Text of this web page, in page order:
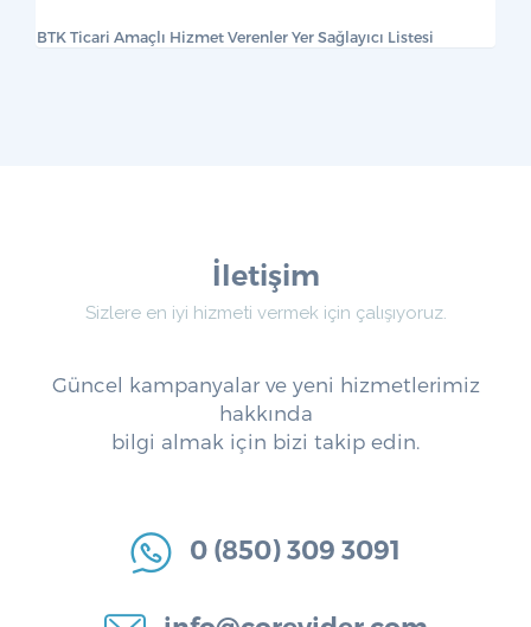
BTK Ticari Amaçlı Hizmet Verenler Yer Sağlayıcı Listesi
İletişim
Sizlere en iyi hizmeti vermek için çalışıyoruz.
Güncel kampanyalar ve yeni hizmetlerimiz
hakkında
bilgi almak için bizi takip edin.
0 (850) 309 3091